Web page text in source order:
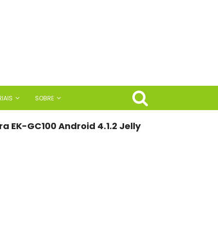
SOBRE
EK-GC100 Android 4.1.2 Jelly